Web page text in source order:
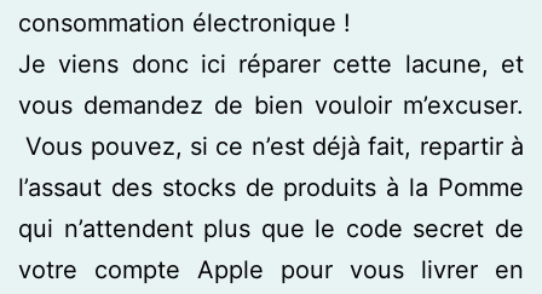
consommation électronique !
Je viens donc ici réparer cette lacune, et
vous demandez de bien vouloir m’excuser.
Vous pouvez, si ce n’est déjà fait, repartir à
l’assaut des stocks de produits à la Pomme
qui n’attendent plus que le code secret de
votre compte Apple pour vous livrer en